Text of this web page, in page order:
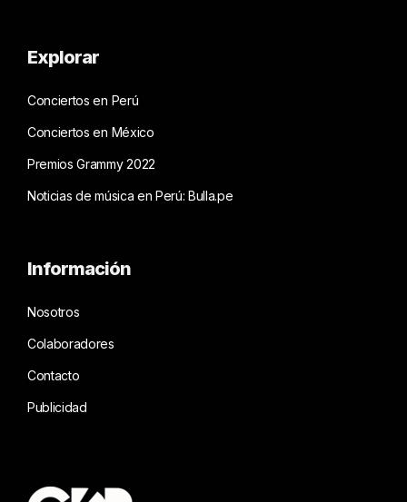
Explorar
Conciertos en Perú
Conciertos en México
Premios Grammy 2022
Noticias de música en Perú: Bulla.pe
Información
Nosotros
Colaboradores
Contacto
Publicidad